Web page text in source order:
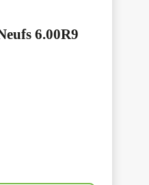
6.00R9